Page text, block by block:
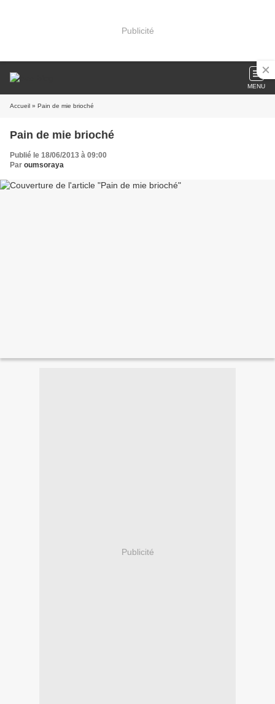
Publicité
MENU
Accueil » Pain de mie brioché
Pain de mie brioché
Publié le 18/06/2013 à 09:00
Par oumsoraya
Publicité